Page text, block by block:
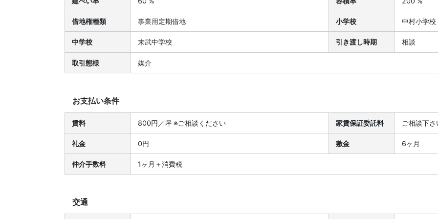
借地権種類 事業用定期借地 小学校 中村小学校
中学校 末武中学校 引き渡し時期 相談
取引態様 媒介
お支払い条件
賃料 800円／坪 ※ご相談ください 家賃保証委託料 ご相談下さ
礼金 0円 敷金 6ヶ月
仲介手数料 1ヶ月＋消費税
交通